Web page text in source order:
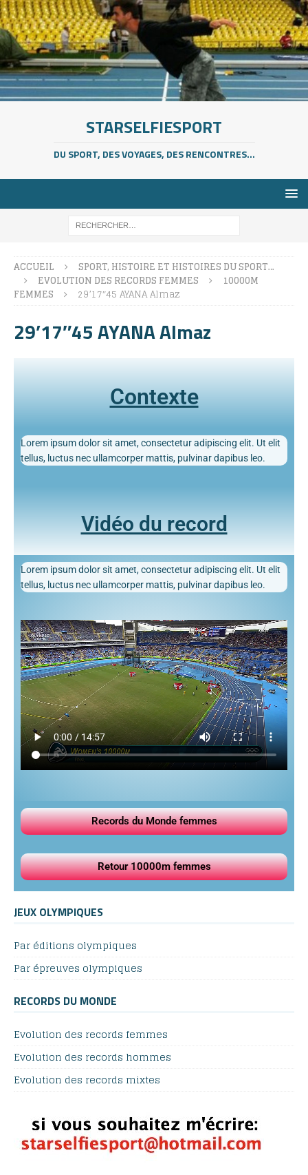
STARSELFIESPORT
DU SPORT, DES VOYAGES, DES RENCONTRES...
ACCUEIL
SPORT, HISTOIRE ET HISTOIRES DU SPORT…
EVOLUTION DES RECORDS FEMMES
10000M
FEMMES
29’17″45 AYANA Almaz
29’17″45 AYANA Almaz
Contexte
Lorem ipsum dolor sit amet, consectetur adipiscing elit. Ut elit
tellus, luctus nec ullamcorper mattis, pulvinar dapibus leo.
Vidéo du record
Lorem ipsum dolor sit amet, consectetur adipiscing elit. Ut elit
tellus, luctus nec ullamcorper mattis, pulvinar dapibus leo.
Records du Monde femmes
Retour 10000m femmes
JEUX OLYMPIQUES
Par éditions olympiques
Par épreuves olympiques
RECORDS DU MONDE
Evolution des records femmes
Evolution des records hommes
Evolution des records mixtes